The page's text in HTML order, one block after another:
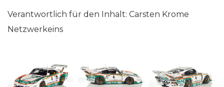
Verantwortlich für den Inhalt: Carsten Krome
Netzwerkeins